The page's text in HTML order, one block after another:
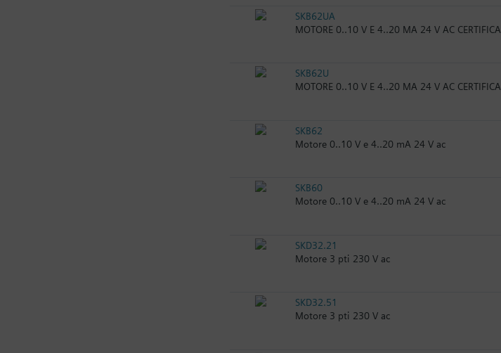
SKB62UA
MOTORE 0..10 V E 4..20 MA 24 V AC CERTIFICA
SKB62U
MOTORE 0..10 V E 4..20 MA 24 V AC CERTIFICA
SKB62
Motore 0..10 V e 4..20 mA 24 V ac
SKB60
Motore 0..10 V e 4..20 mA 24 V ac
SKD32.21
Motore 3 pti 230 V ac
SKD32.51
Motore 3 pti 230 V ac